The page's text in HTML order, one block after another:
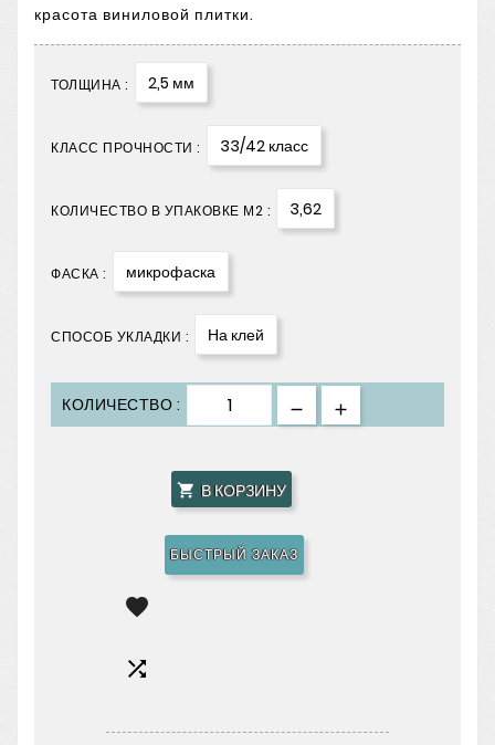
красота виниловой плитки.
ТОЛЩИНА : 2,5 мм
КЛАСС ПРОЧНОСТИ : 33/42 класс
КОЛИЧЕСТВО В УПАКОВКЕ М2 : 3,62
ФАСКА : микрофаска
СПОСОБ УКЛАДКИ : На клей
КОЛИЧЕСТВО :
 В КОРЗИНУ
БЫСТРЫЙ ЗАКАЗ

